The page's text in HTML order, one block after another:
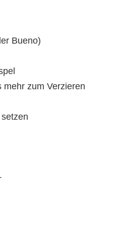
Bueno)
mehr zum Verzieren